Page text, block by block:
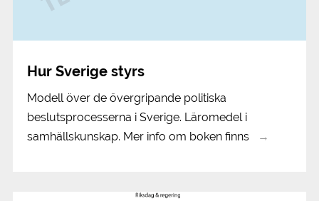
Hur Sverige styrs
Modell över de övergripande politiska
beslutsprocesserna i Sverige. Läromedel i
samhällskunskap. Mer info om boken finns→